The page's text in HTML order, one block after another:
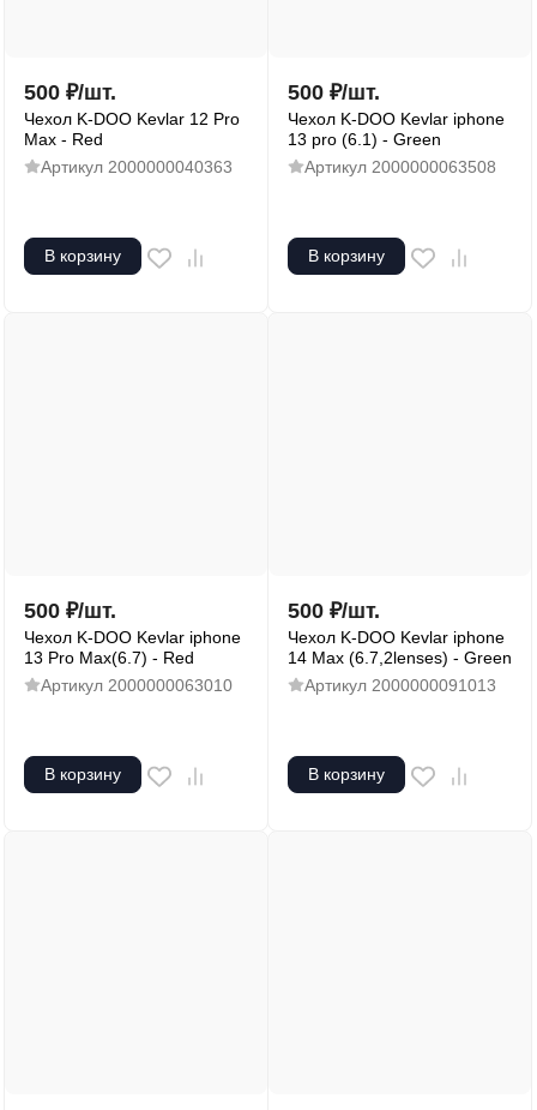
500 ₽/шт.
Чехол K-DOO Kevlar 12 Pro
Max - Red
Артикул 2000000040363
В корзину
500 ₽/шт.
Чехол K-DOO Kevlar iphone
13 pro (6.1) - Green
Артикул 2000000063508
В корзину
500 ₽/шт.
Чехол K-DOO Kevlar iphone
13 Pro Max(6.7) - Red
Артикул 2000000063010
В корзину
500 ₽/шт.
Чехол K-DOO Kevlar iphone
14 Max (6.7,2lenses) - Green
Артикул 2000000091013
В корзину